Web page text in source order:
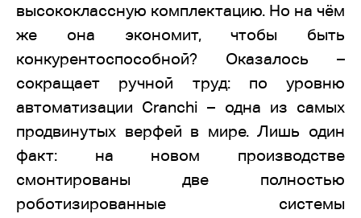
высококлассную комплектацию. Но на чём
же она экономит, чтобы быть
конкурентоспособной? Оказалось –
сокращает ручной труд: по уровню
автоматизации Cranchi – одна из самых
продвинутых верфей в мире. Лишь один
факт: на новом производстве
смонтированы две полностью
роботизированные системы